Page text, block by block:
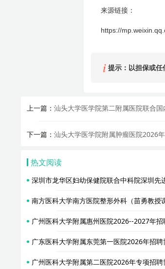
来源链接：
https://
提示：以担保或任
上一篇：汕头大学医学院第二附属医院联合
下一篇：汕头大学医学院附属肿瘤医院2026
热文阅读
深圳市龙华区妇幼保健院联合中科院深圳
南方医科大学南方医院整形外科（苗勇教
广州医科大学附属惠州医院2026--2027年
广东医科大学附属东莞第一医院2026年招
广州医科大学附属第二医院2026年专项招